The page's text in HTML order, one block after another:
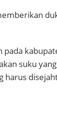
suku
harus